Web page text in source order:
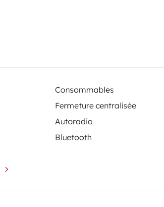
Consommables
Fermeture centralisée
Autoradio
Bluetooth